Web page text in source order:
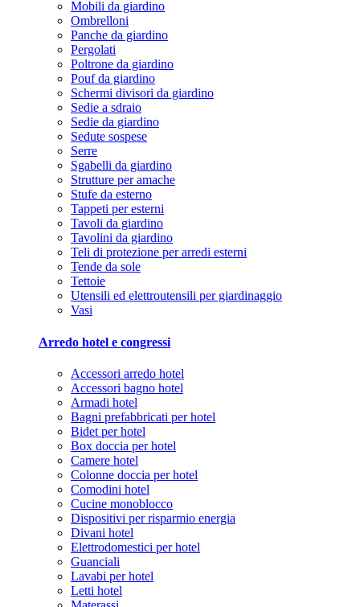
Mobili da giardino
Ombrelloni
Panche da giardino
Pergolati
Poltrone da giardino
Pouf da giardino
Schermi divisori da giardino
Sedie a sdraio
Sedie da giardino
Sedute sospese
Serre
Sgabelli da giardino
Strutture per amache
Stufe da esterno
Tappeti per esterni
Tavoli da giardino
Tavolini da giardino
Teli di protezione per arredi esterni
Tende da sole
Tettoie
Utensili ed elettroutensili per giardinaggio
Vasi
Arredo hotel e congressi
Accessori arredo hotel
Accessori bagno hotel
Armadi hotel
Bagni prefabbricati per hotel
Bidet per hotel
Box doccia per hotel
Camere hotel
Colonne doccia per hotel
Comodini hotel
Cucine monoblocco
Dispositivi per risparmio energia
Divani hotel
Elettrodomestici per hotel
Guanciali
Lavabi per hotel
Letti hotel